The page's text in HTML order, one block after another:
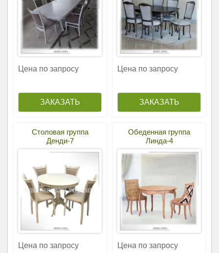
Цена по запросу Цена по запросу
Столовая группа
Денди-7
Цена по запросу
Обеденная группа
Линда-4
Цена по запросу